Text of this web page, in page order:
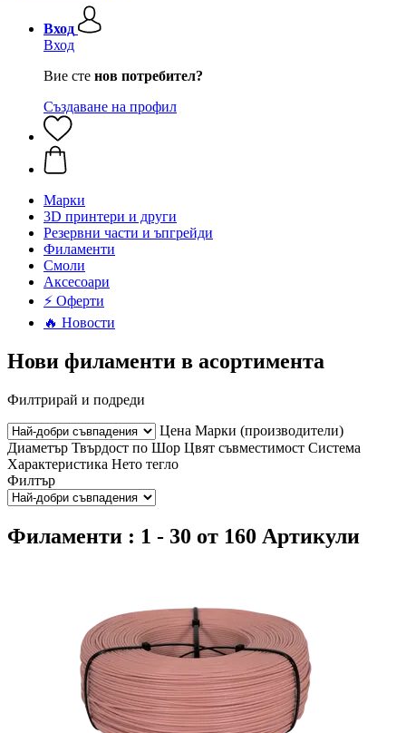
Вход
Вход
Вие сте нов потребител?
Създаване на профил
Mарки
3D принтери и други
Резервни части и ъпгрейди
Филаменти
Смоли
Аксесоари
⚡ Оферти
🔥 Новости
Нови филаменти в асортимента
Филтрирай и подреди
Цена Марки (производители)
Диаметър Твърдост по Шор Цвят съвместимост Система
Характеристика Нето тегло
Филтър
Филаменти : 1 - 30 от 160 Артикули